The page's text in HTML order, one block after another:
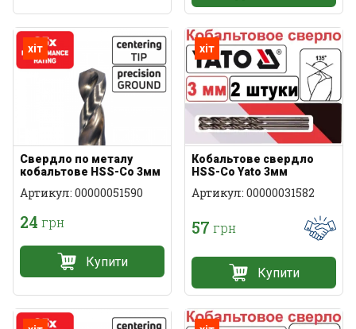
хіт
Свердло по металу
кобальтове HSS-Co 3мм
Артикул: 00000051590
24 грн
Купити
хіт
Кобальтове свердло
HSS-Co Yato 3мм
Артикул: 00000031582
57 грн
Купити